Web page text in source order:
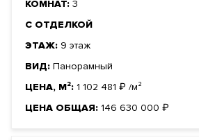
КОМНАТ: 3
С ОТДЕЛКОЙ
ЭТАЖ: 9 этаж
ВИД: Панорамный
ЦЕНА, М²: 1 102 481 ₽ /м²
ЦЕНА ОБЩАЯ: 146 630 000 ₽